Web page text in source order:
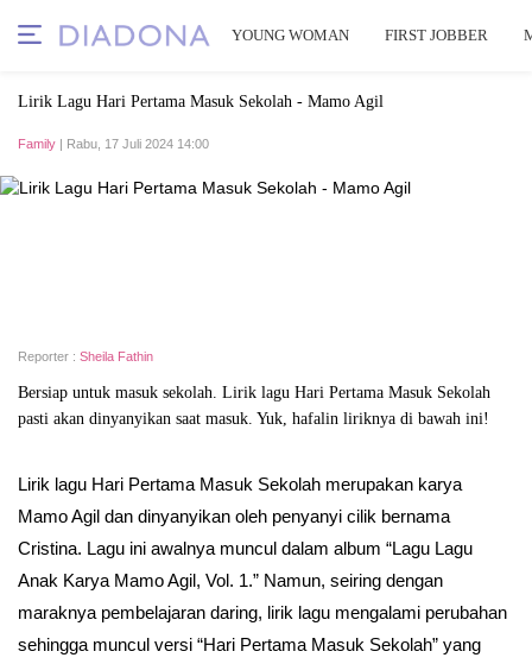
YOUNG WOMAN FIRST JOBBER
Lirik Lagu Hari Pertama Masuk Sekolah - Mamo Agil
Family | Rabu, 17 Juli 2024 14:00
Reporter : Sheila Fathin
Bersiap untuk masuk sekolah. Lirik lagu Hari Pertama Masuk Sekolah
pasti akan dinyanyikan saat masuk. Yuk, hafalin liriknya di bawah ini!
Lirik lagu Hari Pertama Masuk Sekolah merupakan karya
Mamo Agil dan dinyanyikan oleh penyanyi cilik bernama
Cristina. Lagu ini awalnya muncul dalam album “Lagu Lagu
Anak Karya Mamo Agil, Vol. 1.” Namun, seiring dengan
maraknya pembelajaran daring, lirik lagu mengalami perubahan
sehingga muncul versi “Hari Pertama Masuk Sekolah” yang